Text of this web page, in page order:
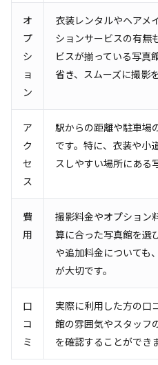
オ
プ
シ
ョ
ン
衣装レンタルやヘアメ
ションサービスの有無
ビスが揃っている写真
省き、スムーズに撮影
ア
ク
セ
ス
駅からの距離や駐車場
です。特に、衣装や小
スしやすい場所にある
費
用
撮影料金やオプション
算に合った写真館を選
や追加料金についても
が大切です。
口
コ
ミ
実際に利用した方の口
館の雰囲気やスタッフ
を確認することができ